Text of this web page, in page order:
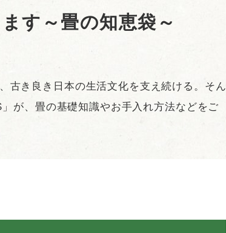
す～畳の知恵袋～
古き良き日本の生活文化を支え続ける。そん
が、畳の基礎知識やお手入れ方法などをご